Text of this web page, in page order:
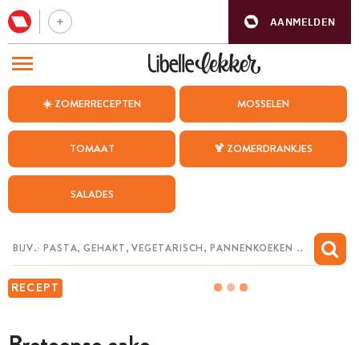
AANMELDEN
☀️ ZOMERRECEPTEN MOSSELEN
TOMAAT 🍹 ZOMERDRANKJES
SALADES
RECEPT
BEZOEK ONZE ANDERE WEBSITES
WEEKMENU
CHAT MET MAIA
MIJN BEWAARDE RECEPTEN